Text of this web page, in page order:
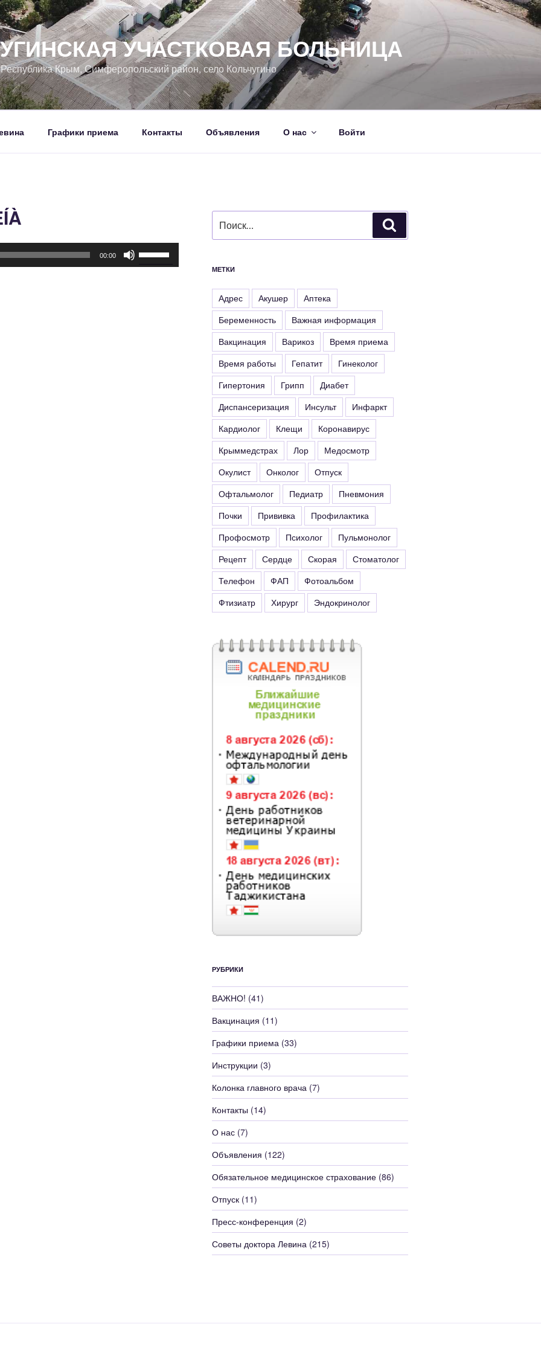
УЧАСТКОВАЯ БОЛЬНИЦА
Крым, Симферопольский район, село Кольчугино
Графики приема Контакты Объявления О нас Войти
00:00
клавиши
МЕТКИ
Адрес Акушер
Аптека
Беременность
Важная информация
Вакцинация
Варикоз
Время приема
Время работы
Гепатит
Гинеколог
Гипертония
Грипп
Диабет
Диспансеризация
Инсульт
Инфаркт
Кардиолог
Клещи
Коронавирус
Крыммедстрах
Лор
Медосмотр
Окулист
Онколог
Отпуск
Офтальмолог
Педиатр
Пневмония
Почки
Прививка
Профилактика
Профосмотр
Психолог
Пульмонолог
Рецепт
Сердце Скорая
Стоматолог
Телефон
ФАП
Фотоальбом
Фтизиатр
Хирург Эндокринолог
РУБРИКИ
ВАЖНО! (41)
Вакцинация (11)
Графики приема(33)
Инструкции (3)
Колонка главного врача(7)
Контакты (14)
О нас(7)
Объявления (122)
Обязательное медицинское страхование(86)
Отпуск(11)
Пресс-конференция (2)
Советы доктора Левина(215)